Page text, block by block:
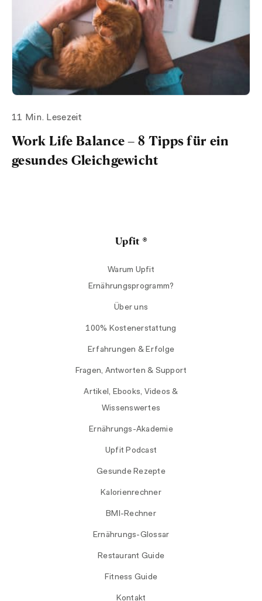
Work Life Balance – 8 Tipps für ein
gesundes Gleichgewicht
11 Min. Lesezeit
Upfit ®
Warum Upfit
Ernährungsprogramm?
Über uns
100% Kostenerstattung
Erfahrungen & Erfolge
Fragen, Antworten & Support
Artikel, Ebooks, Videos &
Wissenswertes
Ernährungs-Akademie
Upfit Podcast
Gesunde Rezepte
Kalorienrechner
BMI-Rechner
Ernährungs-Glossar
Restaurant Guide
Fitness Guide
Kontakt